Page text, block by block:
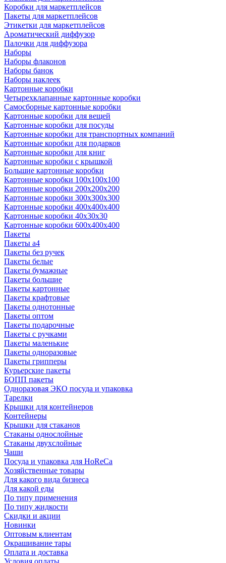
Коробки для маркетплейсов
Пакеты для маркетплейсов
Этикетки для маркетплейсов
Ароматический диффузор
Палочки для диффузора
Наборы
Наборы флаконов
Наборы банок
Наборы наклеек
Картонные коробки
Четырехклапанные картонные коробки
Самосборные картонные коробки
Картонные коробки для вещей
Картонные коробки для посуды
Картонные коробки для транспортных компаний
Картонные коробки для подарков
Картонные коробки для книг
Картонные коробки с крышкой
Большие картонные коробки
Картонные коробки 100x100x100
Картонные коробки 200x200x200
Картонные коробки 300x300x300
Картонные коробки 400x400x400
Картонные коробки 40x30x30
Картонные коробки 600x400x400
Пакеты
Пакеты а4
Пакеты без ручек
Пакеты белые
Пакеты бумажные
Пакеты большие
Пакеты картонные
Пакеты крафтовые
Пакеты однотонные
Пакеты оптом
Пакеты подарочные
Пакеты с ручками
Пакеты маленькие
Пакеты одноразовые
Пакеты грипперы
Курьерские пакеты
БОПП пакеты
Одноразовая ЭКО посуда и упаковка
Тарелки
Крышки для контейнеров
Контейнеры
Крышки для стаканов
Стаканы однослойные
Стаканы двухслойные
Чаши
Посуда и упаковка для HoReCa
Хозяйственные товары
Для какого вида бизнеса
Для какой еды
По типу применения
По типу жидкости
Скидки и акции
Новинки
Оптовым клиентам
Окрашивание тары
Оплата и доставка
Условия оплаты